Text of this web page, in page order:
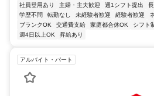
社員登用あり 主婦・主夫歓迎 週1シフト提出
学歴不問
転勤なし 未経験者歓迎 経験者歓迎
ブランクOK
交通費支給 家庭都合休OK シフト
週4日以上OK
昇給あり
アルバイト・パート